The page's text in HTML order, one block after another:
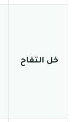
خل التفاح